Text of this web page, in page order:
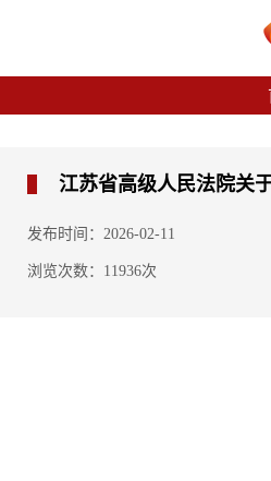
江苏省高级人民法院关
发布时间：2026-02-11
浏览次数：11936次